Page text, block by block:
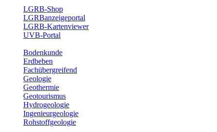
LGRB-Shop
LGRBanzeigeportal
LGRB-Kartenviewer
UVB-Portal
Bodenkunde
Erdbeben
Fachübergreifend
Geologie
Geothermie
Geotourismus
Hydrogeologie
Ingenieurgeologie
Rohstoffgeologie